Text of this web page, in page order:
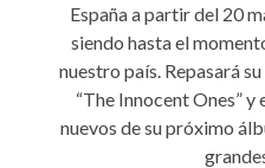
España a partir del 20
siendo hasta el
nuestro país. Repasará
“The Innocent Ones”
nuevos de su próximo